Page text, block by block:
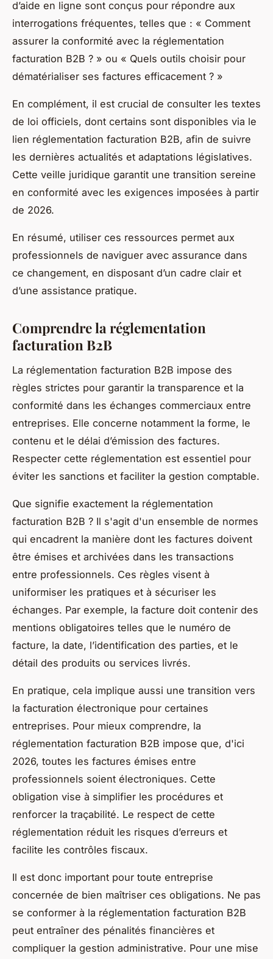
d’aide en ligne sont conçus pour répondre aux
interrogations fréquentes, telles que : « Comment
assurer la conformité avec la réglementation
facturation B2B ? » ou « Quels outils choisir pour
dématérialiser ses factures efficacement ? »
En complément, il est crucial de consulter les textes
de loi officiels, dont certains sont disponibles via le
lien réglementation facturation B2B, afin de suivre
les dernières actualités et adaptations législatives.
Cette veille juridique garantit une transition sereine
en conformité avec les exigences imposées à partir
de 2026.
En résumé, utiliser ces ressources permet aux
professionnels de naviguer avec assurance dans
ce changement, en disposant d’un cadre clair et
d’une assistance pratique.
Comprendre la réglementation
facturation B2B
La réglementation facturation B2B impose des
règles strictes pour garantir la transparence et la
conformité dans les échanges commerciaux entre
entreprises. Elle concerne notamment la forme, le
contenu et le délai d’émission des factures.
Respecter cette réglementation est essentiel pour
éviter les sanctions et faciliter la gestion comptable.
Que signifie exactement la réglementation
facturation B2B ? Il s'agit d'un ensemble de normes
qui encadrent la manière dont les factures doivent
être émises et archivées dans les transactions
entre professionnels. Ces règles visent à
uniformiser les pratiques et à sécuriser les
échanges. Par exemple, la facture doit contenir des
mentions obligatoires telles que le numéro de
facture, la date, l’identification des parties, et le
détail des produits ou services livrés.
En pratique, cela implique aussi une transition vers
la facturation électronique pour certaines
entreprises. Pour mieux comprendre, la
réglementation facturation B2B impose que, d'ici
2026, toutes les factures émises entre
professionnels soient électroniques. Cette
obligation vise à simplifier les procédures et
renforcer la traçabilité. Le respect de cette
réglementation réduit les risques d’erreurs et
facilite les contrôles fiscaux.
Il est donc important pour toute entreprise
concernée de bien maîtriser ces obligations. Ne pas
se conformer à la réglementation facturation B2B
peut entraîner des pénalités financières et
compliquer la gestion administrative. Pour une mise